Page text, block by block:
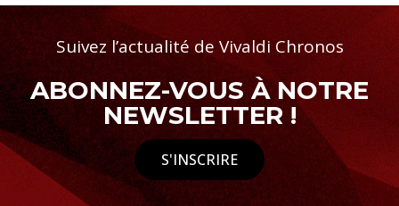
Suivez l’actualité de Vivaldi Chronos
ABONNEZ-VOUS À NOTRE
NEWSLETTER !
S'INSCRIRE